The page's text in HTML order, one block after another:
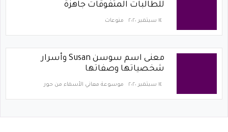
للطالبات المتفوقات جاهزة
١٤ سبتمبر ٢٠٢٠ منوعات
معنى اسم سوسن Susan وأسرار
شخصياتها وصفاتها
١٤ سبتمبر ٢٠٢٠ موسوعة معاني الأسماء من حور